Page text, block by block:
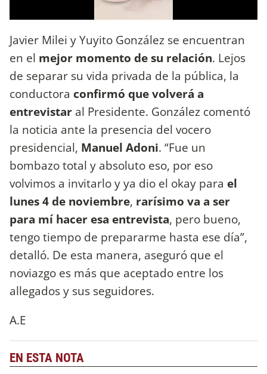
Javier Milei y Yuyito González se encuentran
en el mejor momento de su relación. Lejos
de separar su vida privada de la pública, la
conductora confirmó que volverá a
entrevistar al Presidente. González comentó
la noticia ante la presencia del vocero
presidencial, Manuel Adoni. “Fue un
bombazo total y absoluto eso, por eso
volvimos a invitarlo y ya dio el okay para el
lunes 4 de noviembre, rarísimo va a ser
para mí hacer esa entrevista, pero bueno,
tengo tiempo de prepararme hasta ese día”,
detalló. De esta manera, aseguró que el
noviazgo es más que aceptado entre los
allegados y sus seguidores.
A.E
EN ESTA NOTA